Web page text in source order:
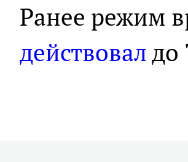
Ранее режим
действовалдо